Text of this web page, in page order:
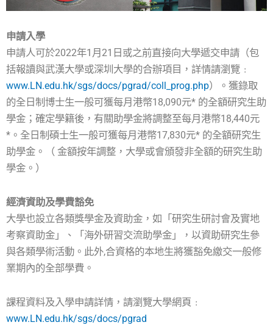
申請入學
申請人可於2022年1月21日或之前直接向大學遞交申請（包
括報讀與武漢大學或深圳大學的合辦項目，詳情請瀏覽﹕
www.LN.edu.hk/sgs/docs/pgrad/coll_prog.php）。獲錄取
的全日制博士生一般可獲每月港幣18,090元* 的全額研究生助
學金；確定學籍後，有關助學金將調整至每月港幣18,440元
*。全日制碩士生一般可獲每月港幣17,830元* 的全額研究生
助學金。（ 金額按年調整，大學或會頒發非全額的研究生助
學金。）
經濟資助及學費豁免
大學也設立各類獎學金及資助金，如「研究生研討會及實地
考察資助金」、「海外研習交流助學金」，以資助研究生參
與各類學術活動。此外,合資格的本地生將獲豁免繳交一般修
業期內的全部學費。
課程資料及入學申請詳情，請瀏覽大學網頁﹕
www.LN.edu.hk/sgs/docs/pgrad